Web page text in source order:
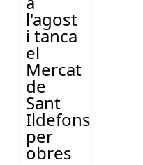
l'agost
i tanca
el
Mercat
de
Sant
Ildefons
per
obres